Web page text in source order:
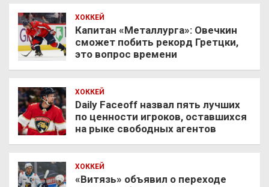
ХОККЕЙ
Капитан «Металлурга»: Овечкин
сможет побить рекорд Гретцки,
это вопрос времени
ХОККЕЙ
Daily Faceoff назвал пять лучших
по ценности игроков, оставшихся
на рыке свободных агентов
ХОККЕЙ
«Витязь» объявил о переходе